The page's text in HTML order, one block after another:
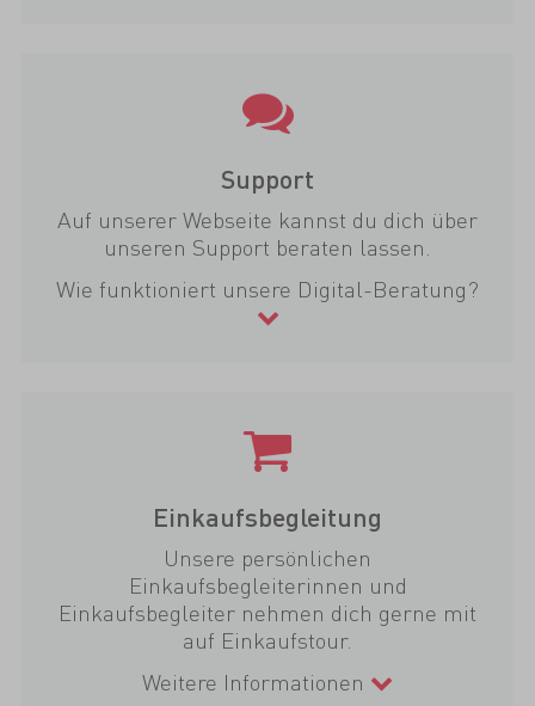
Support
Auf unserer Webseite kannst du dich über
unseren Support beraten lassen.
Wie funktioniert unsere Digital-Beratung?
Einkaufsbegleitung
Unsere persönlichen
Einkaufsbegleiterinnen und
Einkaufsbegleiter nehmen dich gerne mit
auf Einkaufstour.
Weitere Informationen